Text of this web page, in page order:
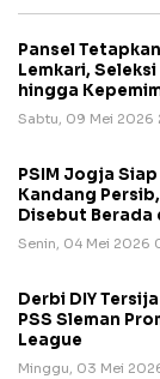
Pansel
Lemkari,
hingga
Sabtu, 09 Mei 2026
PSIM Jogja
Kandang
Disebut Berada
Senin, 04 Mei 2026
Derbi DIY
PSS Sleman
League
Minggu, 03 Mei